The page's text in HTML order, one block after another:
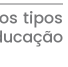
tipos